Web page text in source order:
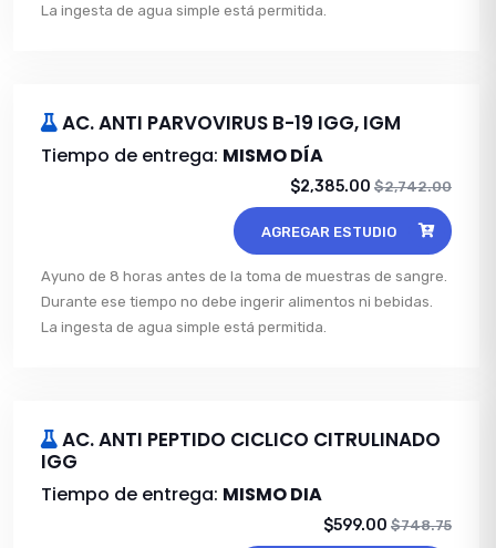
La ingesta de agua simple está permitida.
AC. ANTI PARVOVIRUS B-19 IGG, IGM
Tiempo de entrega: MISMO DÍA
$2,385.00 $2,742.00
AGREGAR ESTUDIO
Ayuno de 8 horas antes de la toma de muestras de sangre.
Durante ese tiempo no debe ingerir alimentos ni bebidas.
La ingesta de agua simple está permitida.
AC. ANTI PEPTIDO CICLICO CITRULINADO
IGG
Tiempo de entrega: MISMO DIA
$599.00 $748.75